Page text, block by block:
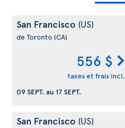
San Francisco (US)
de Toronto(CA)
556 $
taxes et frais incl.
09 SEPT. au 17 SEPT.
San Francisco (US)